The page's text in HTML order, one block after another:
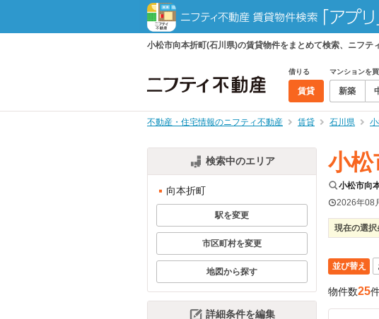
小松市向本折町(石川県)の賃貸物件をまとめて検索、ニフテ
借りる
賃貸
マンションを買
新築
不動産・住宅情報のニフティ不動産 賃貸 石川県
検索中のエリア
向本折町
駅を変更
市区町村を変更
地図から探す
詳細条件を編集
小松
小松市向
2026年08
現在の選択
並び替え
物件数25